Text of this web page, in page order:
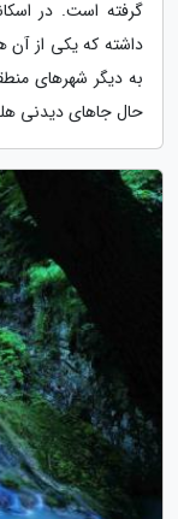
گرفته است. در
داشته که یکی از
به دیگر شهرهای
حال جاهای دیدنی